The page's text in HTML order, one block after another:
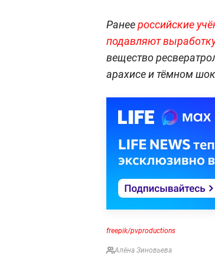
Ранеероссийские
подавляют
вещество
арахисе и тёмном
freepik/pvproductions
Алёна Зиновьева